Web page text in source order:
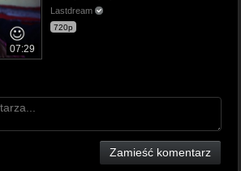
07:29
Lastdream
720p
Zamieść komentarz